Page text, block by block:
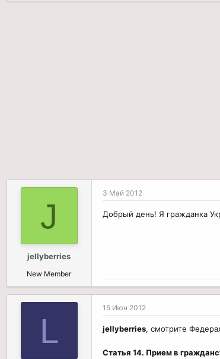
J
jellyberries
New Member
3 Май 2012
Добрый день! Я гражданка
L
15 Июн 2012
jellyberries, смотрите
Статья 14. Прием в